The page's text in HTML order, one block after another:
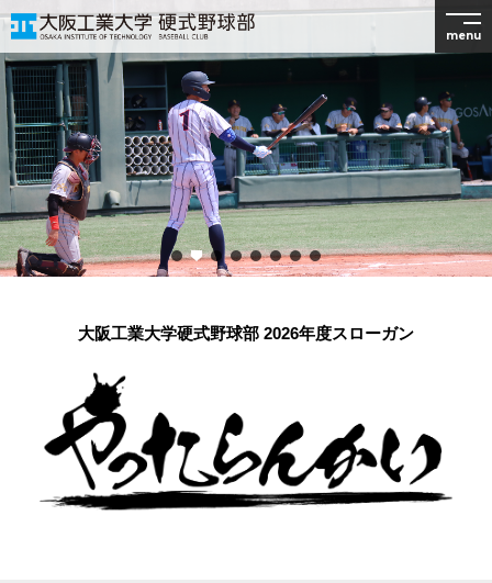
menu
大阪工業大学硬式野球部 2026年度スローガン